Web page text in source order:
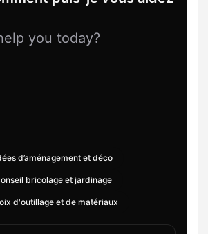
you today?
d’aménagement et déco
bricolage et jardinage
d'outillage et de matériaux